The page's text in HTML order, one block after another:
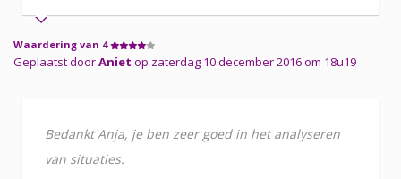
Waardering van 4
Geplaatst doorAniet op zaterdag 10 december 2016 om 18u19
Bedankt Anja, je ben zeer goed in het analyseren
van situaties.